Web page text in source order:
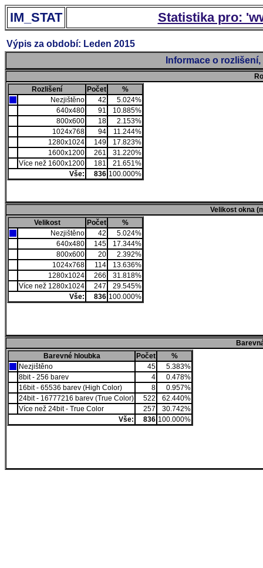
IM_STAT Statistika pro:
Výpis za období: Leden 2015
Informace o
Rozlišení
Počet
%
Nezjištěno
42
5.024%
640x480
91
10.885%
800x600
18
2.153%
1024x768
94
11.244%
1280x1024
149
17.823%
1600x1200
261
31.220%
Více než 1600x1200
181
21.651%
Vše:
836 100.000%
Velikost okna
Velikost
Počet
%
Nezjištěno
42
5.024%
640x480
145
17.344%
800x600
20
2.392%
1024x768
114
13.636%
1280x1024
266
31.818%
Více než 1280x1024
247
29.545%
Vše:
836 100.000%
Barevné hloubka
Počet
%
Nezjištěno
45
5.383%
8bit - 256 barev
4
0.478%
16bit - 65536 barev (High Color)
8
0.957%
24bit - 16777216 barev (True Color)
522
62.440%
Více než 24bit - True Color
257
30.742%
Vše:
836 100.000%